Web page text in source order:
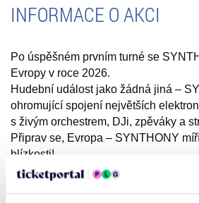
INFORMACE O AKCI
Po úspěšném prvním turné se
Evropy v roce 2026.
Hudební událost jako žádná jiná –
ohromující spojení největších
s živým orchestrem, DJi, zpěváky a
Připrav se, Evropa – SYNTHONY
blízkosti!
Ponoř se do světa taneční hudby s
SINCLAR • CALVIN HARRIS •